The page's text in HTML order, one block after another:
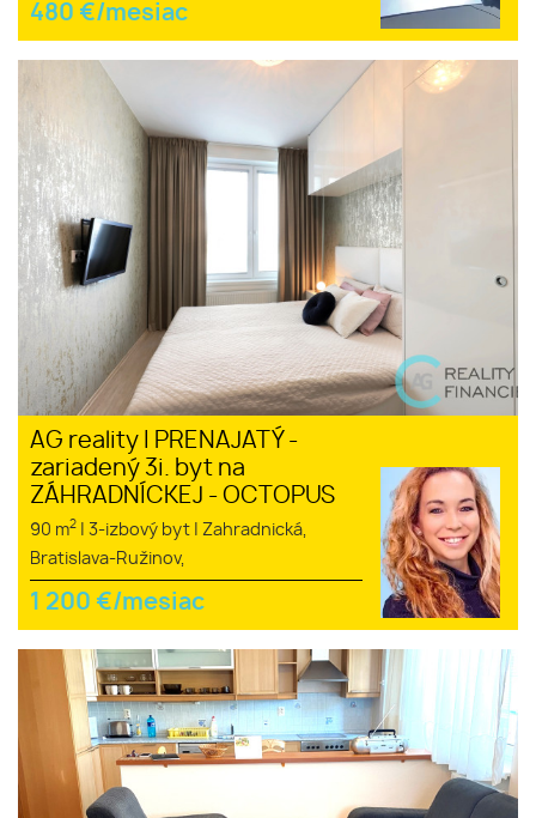
480 €/mesiac
AG reality I PRENAJATÝ -
zariadený 3i. byt na
ZÁHRADNÍCKEJ - OCTOPUS
90 m2 3-izbový byt
Zahradnická,
Bratislava-Ružinov,
1 200 €/mesiac